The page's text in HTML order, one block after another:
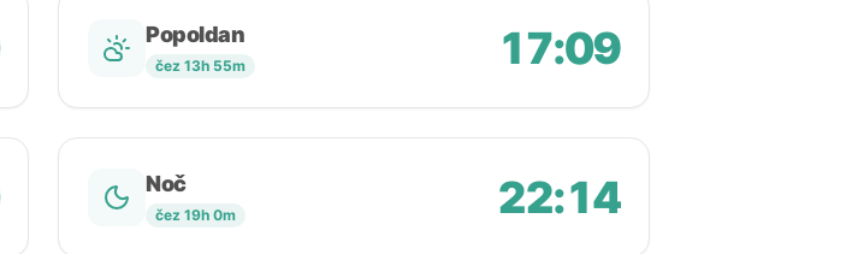
Popoldan
čez 13h 55m 17:09
Noč
čez 19h 0m 22:14